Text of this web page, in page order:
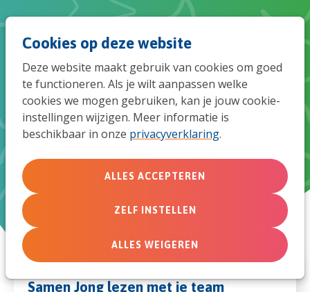
Cookies op deze website
Deze website maakt gebruik van cookies om goed
te functioneren. Als je wilt aanpassen welke
cookies we mogen gebruiken, kan je jouw cookie-
instellingen wijzigen. Meer informatie is
beschikbaar in onze privacyverklaring.
ALLES ACCEPTEREN
ZELF INSTELLEN
ALLES WEIGEREN
naar
de
Geef Samen Jong aan je hele
team
Samen Jong lezen met je team